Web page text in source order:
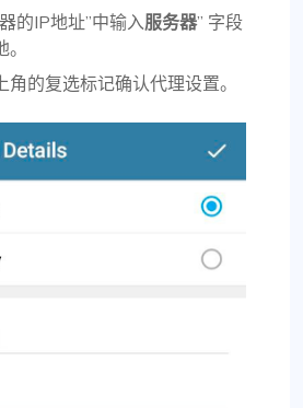
的IP地址”中输入服务器” 字段
。
角的复选标记确认代理设置。